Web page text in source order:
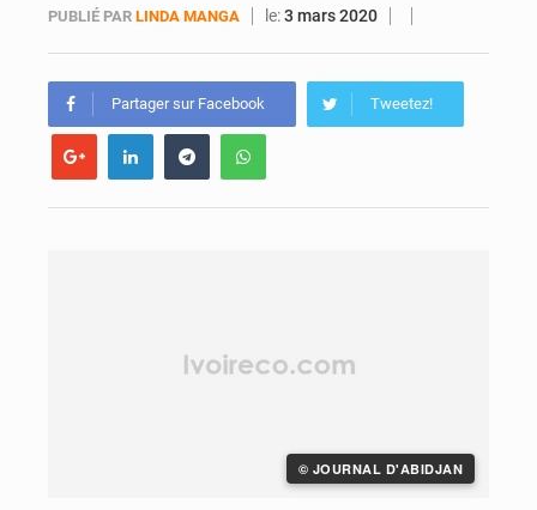
PUBLIÉ PAR LINDA MANGA le:3 mars 2020
Partager sur Facebook Tweetez!
© JOURNAL D'ABIDJAN